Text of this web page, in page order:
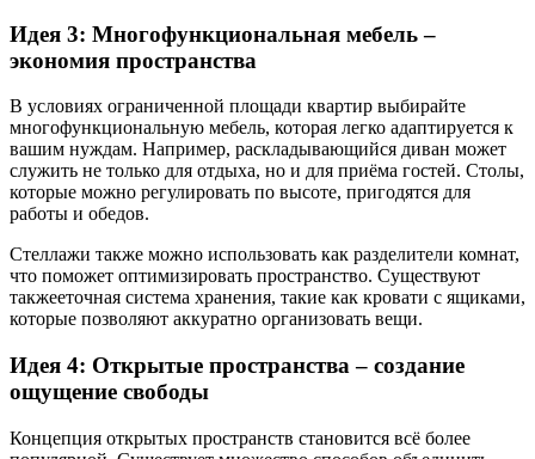
Идея 3: Многофункциональная мебель –
экономия пространства
В условиях ограниченной площади квартир выбирайте
многофункциональную мебель, которая легко адаптируется к
вашим нуждам. Например, раскладывающийся диван может
служить не только для отдыха, но и для приёма гостей. Столы,
которые можно регулировать по высоте, пригодятся для
работы и обедов.
Стеллажи также можно использовать как разделители комнат,
что поможет оптимизировать пространство. Существуют
такжееточная система хранения, такие как кровати с ящиками,
которые позволяют аккуратно организовать вещи.
Идея 4: Открытые пространства – создание
ощущение свободы
Концепция открытых пространств становится всё более